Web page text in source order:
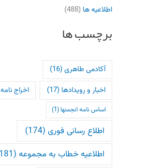
اطلاعیه ها (488)
برچسب ها
آکادمی طاهری(16)
اخبار و رویدادها (17) اخراج نامه
اساس نامه انجمنها (1)
اطلاع رسانی فوری (174)
اطلاعیه خطاب به مجموعه (181)